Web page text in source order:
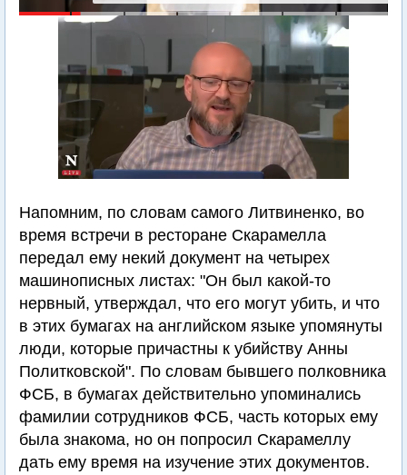
Напомним, по словам самого Литвиненко, во
время встречи в ресторане Скарамелла
передал ему некий документ на четырех
машинописных листах: "Он был какой-то
нервный, утверждал, что его могут убить, и что
в этих бумагах на английском языке упомянуты
люди, которые причастны к убийству Анны
Политковской". По словам бывшего полковника
ФСБ, в бумагах действительно упоминались
фамилии сотрудников ФСБ, часть которых ему
была знакома, но он попросил Скарамеллу
дать ему время на изучение этих документов.